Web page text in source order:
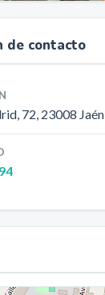
de contacto
72, 23008 Jaén